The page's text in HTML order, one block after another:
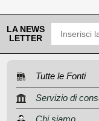
LA NEWS
LETTER
Tutte le Fonti
Servizio di